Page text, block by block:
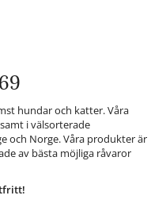
hundar och katter. Våra
i välsorterade
och Norge. Våra produkter är
av bästa möjliga råvaror